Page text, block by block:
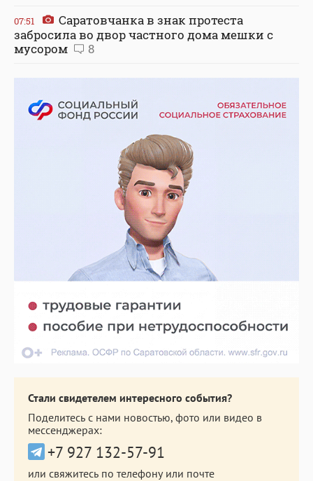
07:51
Саратовчанка в знак протеста
забросила во двор частного дома мешки с
мусором
8
Стали свидетелем интересного события?
Поделитесь с нами новостью, фото или видео в
мессенджерах:
+7 927 132-57-91
или свяжитесь по телефону или почте